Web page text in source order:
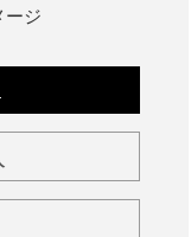
ージ